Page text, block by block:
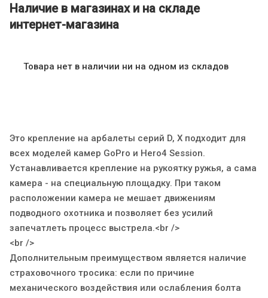
Наличие в магазинах и на складе
интернет-магазина
Товара нет в наличии ни на одном из складов
Это крепление на арбалеты серий D, X подходит для
всех моделей камер GoPro и Hero4 Session.
Устанавливается крепление на рукоятку ружья, а сама
камера - на специальную площадку. При таком
расположении камера не мешает движениям
подводного охотника и позволяет без усилий
запечатлеть процесс выстрела.<br />
<br />
Дополнительным преимуществом является наличие
страховочного тросика: если по причине
механического воздействия или ослабления болта